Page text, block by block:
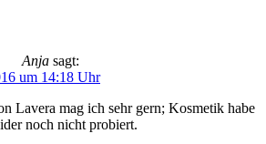
Anja sagt:
um 14:18 Uhr
Lavera mag ich sehr gern; Kosmetik habe
noch nicht probiert.